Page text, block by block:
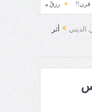
رزقٌ من يستكثره؟! منطق
الديني
أثر